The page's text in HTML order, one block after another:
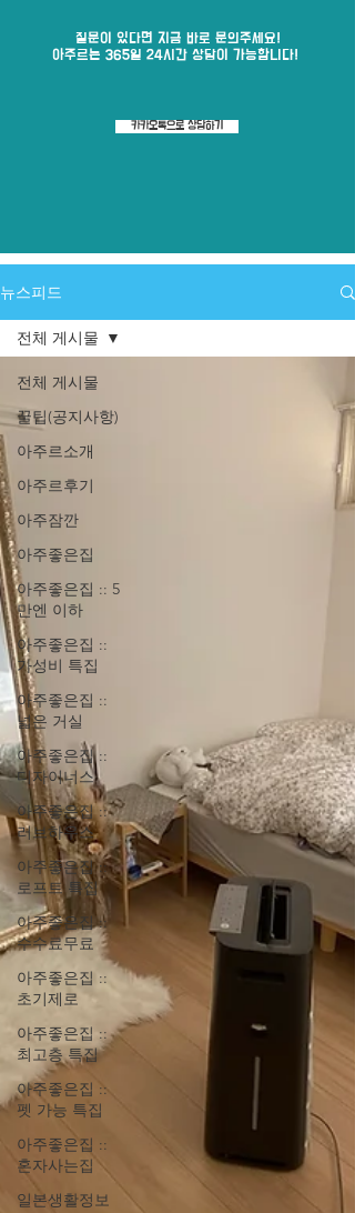
질문이 있다면 지금 바로​ 문의주세요!
​아주르는 365일 24시간 상담이 가능합니다!
카카오톡으로 상담하기
​뉴스피드
전체 게시물
꿀팁(공지사항)
아주르소개
아주르후기
아주잠깐
아주좋은집
아주좋은집 :: 5
만엔 이하
아주좋은집 ::
가성비 특집
아주좋은집 ::
넓은 거실
아주좋은집 ::
디자이너스
아주좋은집 ::
러브하우스
아주좋은집 ::
로프트 특집
아주좋은집 ::
수수료무료
아주좋은집 ::
초기제로
아주좋은집 ::
최고층 특집
아주좋은집 ::
펫 가능 특집
아주좋은집 ::
혼자사는집
일본생활정보
전체 게시물